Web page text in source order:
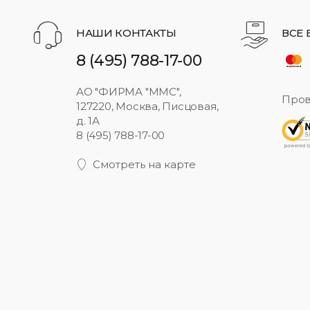
НАШИ КОНТАКТЫ
8 (495) 788-17-00
АО "ФИРМА "ММС",
127220, Москва, Писцовая,
д. 1А
8 (495) 788-17-00
Смотреть на карте
ВСЕ